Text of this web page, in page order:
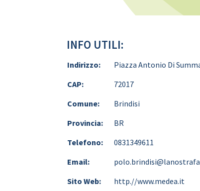
INFO UTILI:
Indirizzo:
Piazza Antonio Di
CAP:
72017
Comune:
Brindisi
Provincia:
BR
Telefono:
0831349611
Email:
Sito Web:
http.//www.medea.it